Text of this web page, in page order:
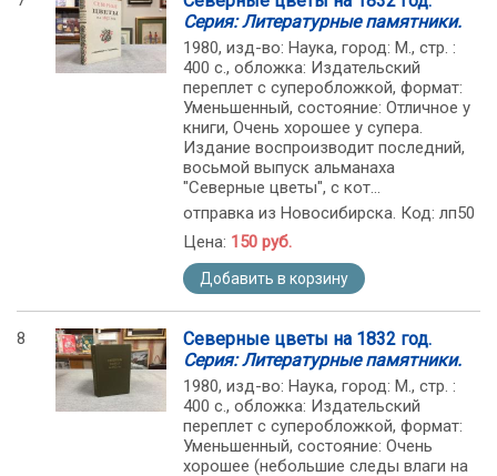
Серия: Литературные памятники.
1980, изд-во: Наука, город: М., стр. :
400 с., обложка: Издательский
переплет с суперобложкой, формат:
Уменьшенный, состояние: Отличное у
книги, Очень хорошее у супера.
Издание воспроизводит последний,
восьмой выпуск альманаха
"Северные цветы", с кот...
отправка из Новосибирска. Код: лп50
Цена: 150 руб.
Добавить в корзину
8
Северные цветы на 1832 год.
Серия: Литературные памятники.
1980, изд-во: Наука, город: М., стр. :
400 с., обложка: Издательский
переплет с суперобложкой, формат:
Уменьшенный, состояние: Очень
хорошее (небольшие следы влаги на